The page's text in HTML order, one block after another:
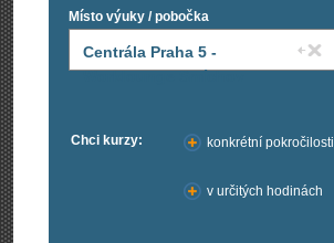
Místo výuky / pobočka
Centrála Praha 5 -
Worklounge Smíchov
Chci kurzy: konkrétní pokročilosti
v určitých hodinách